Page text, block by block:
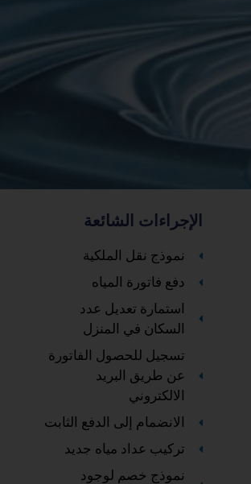
الإجراءات الشائعة
نموذج نقل الملكية
دفع فاتورة المياه
استمارة تعديل عدد
السكان في المنزل
تسجيل للحصول الفاتورة
عن طريق البريد
الالكتروني
الانضمام إلى الدفع الثابت
تركيب عداد مياه جديد
نموذج خصم لوجود